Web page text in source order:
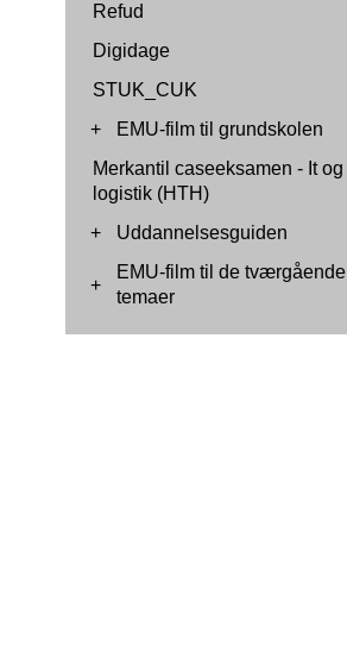
Refud
Digidage
STUK_CUK
+
EMU-film til grundskolen
Merkantil caseeksamen - It og
logistik (HTH)
+
Uddannelsesguiden
+
EMU-film til de tværgående
temaer